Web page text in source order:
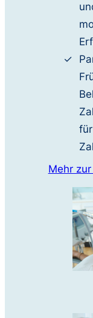
Mehr